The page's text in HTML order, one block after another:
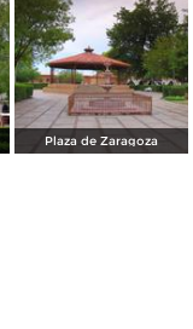
Plaza de Zaragoza